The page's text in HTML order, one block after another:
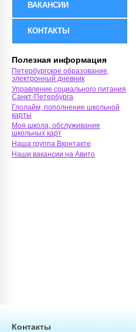
ВАКАНСИИ
КОНТАКТЫ
Полезная информация
Петербургское образование,
электронный дневник
Управление социального питания
Санкт-Петербурга
Глолайм, пополнение школьной
карты
Моя школа, обслуживание
школьных карт
Наша группа Вконтакте
Наши вакансии на Авито
Контакты